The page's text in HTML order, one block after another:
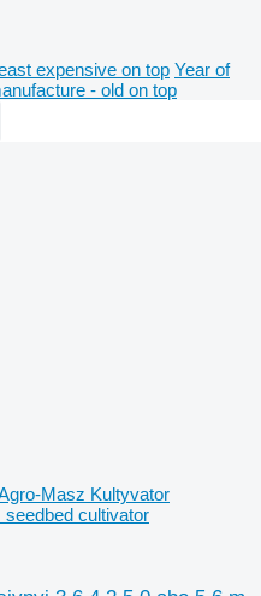
expensive on top Year of
- old on top
Masz Kultyvator
seedbed cultivator